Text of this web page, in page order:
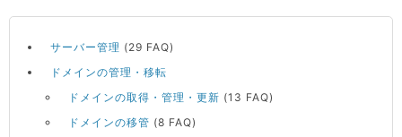
サーバー管理 (29 FAQ)
ドメインの管理・移転
ドメインの取得・管理・更新 (13 FAQ)
ドメインの移管 (8 FAQ)